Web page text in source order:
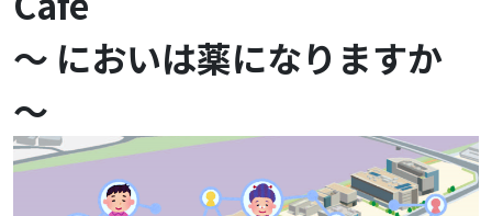
～ においは薬になりますか
～